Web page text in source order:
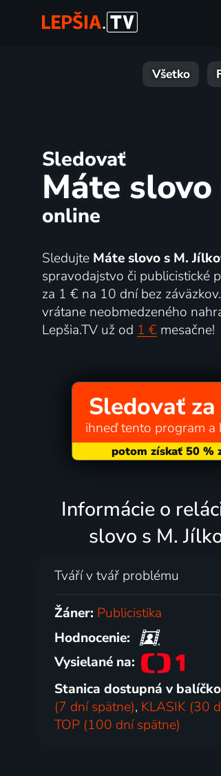
Všetko
Sledovať
Máte
online
Sledujte Máte slovo s M.
spravodajstvo či publicistické
za 1 € na 10 dní bez
vrátane neobmedzeného
Lepšia.TV už od 1 € mesačne!
Sledovať
ihneď tento program a
Informácie o
slovo s M.
Tváří v tvář problému
Žáner: Publicistika
Hodnocenie:
Vysielané na:
Stanica dostupná v
(7 dní spätne), KLASIK (30
TOP (100 dní spätne)